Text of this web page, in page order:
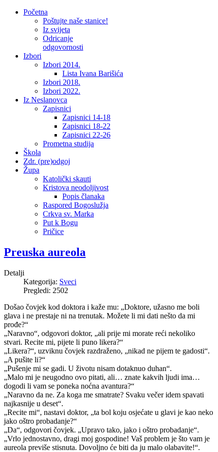
Početna
Poštujte naše stanice!
Iz svijeta
Odricanje
odgovornosti
Izbori
Izbori 2014.
Lista Ivana Barišića
Izbori 2018.
Izbori 2022.
Iz Neslanovca
Zapisnici
Zapisnici 14-18
Zapisnici 18-22
Zapisnici 22-26
Prometna studija
Škola
Zdr. (pre)odgoj
Župa
Katolički skauti
Kristova neodoljivost
Popis članaka
Raspored Bogoslužja
Crkva sv. Marka
Put k Bogu
Pričice
Preuska aureola
Detalji
Kategorija: Sveci
Pregledi: 2502
Došao čovjek kod doktora i kaže mu: „Doktore, užasno me boli
glava i ne prestaje ni na trenutak. Možete li mi dati nešto da mi
prođe?“
„Naravno“, odgovori doktor, „ali prije mi morate reći nekoliko
stvari. Recite mi, pijete li puno likera?“
„Likera?“, uzviknu čovjek razdraženo, „nikad ne pijem te gadosti“.
„A pušite li?“
„Pušenje mi se gadi. U životu nisam dotaknuo duhan“.
„Malo mi je neugodno ovo pitati, ali… znate kakvih ljudi ima…
dogodi li vam se poneka noćna avantura?“
„Naravno da ne. Za koga me smatrate? Svaku večer idem spavati
najkasnije u deset“.
„Recite mi“, nastavi doktor, „ta bol koju osjećate u glavi je kao neko
jako oštro probadanje?“
„Da“, odgovori čovjek. „Upravo tako, jako i oštro probadanje“.
„Vrlo jednostavno, dragi moj gospodine! Vaš problem je što vam je
aureola previše stisnuta. Dovoljno će biti da ju malo olabavite!“.